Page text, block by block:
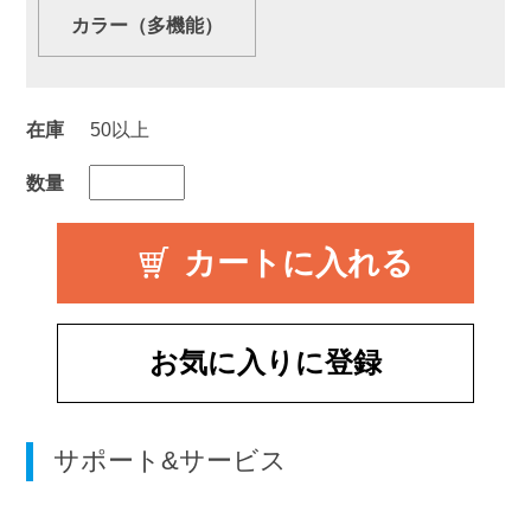
カラー（多機能）
在庫 50以上
数量
お気に入りに登録
サポート&サービス